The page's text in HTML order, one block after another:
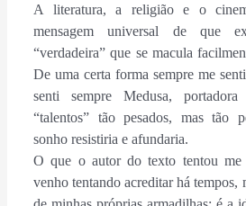
A literatura, a religião e o
mensagem universal de que
“verdadeira” que se macula
De uma certa forma sempre me
senti sempre Medusa,
“talentos” tão pesados, mas tão
sonho resistiria e afundaria.
O que o autor do texto tentou
venho tentando acreditar há tempos,